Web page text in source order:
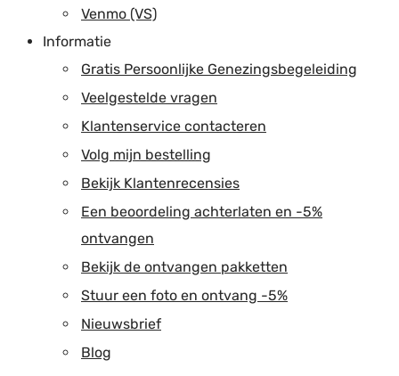
Venmo (VS)
Informatie
Gratis Persoonlijke Genezingsbegeleiding
Veelgestelde vragen
Klantenservice contacteren
Volg mijn bestelling
Bekijk Klantenrecensies
Een beoordeling achterlaten en -5%
ontvangen
Bekijk de ontvangen pakketten
Stuur een foto en ontvang -5%
Nieuwsbrief
Blog